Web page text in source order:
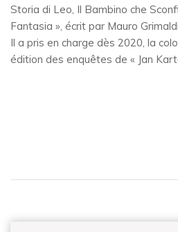
Storia di Leo, Il Bambino che
Fantasia », écrit par Mauro
Il a pris en charge dès 2020, la
édition des enquêtes de « Jan